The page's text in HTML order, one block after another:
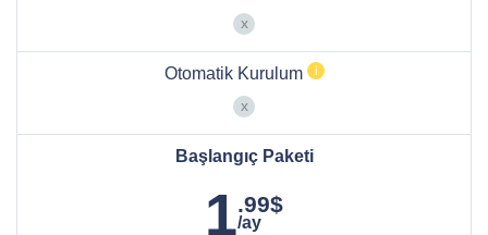
Otomatik Kurulum
Başlangıç Paketi
1.99$
/ay